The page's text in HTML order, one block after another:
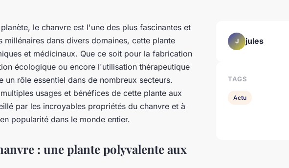
le chanvre est l'une des plus fascinantes et
dans divers domaines, cette plante
et médicinaux. Que ce soit pour la fabrication
écologique ou encore l'utilisation thérapeutique
rôle essentiel dans de nombreux secteurs.
usages et bénéfices de cette plante aux
par les incroyables propriétés du chanvre et à
popularité dans le monde entier.
: une plante polyvalente aux
J jules
TAGS
Actu